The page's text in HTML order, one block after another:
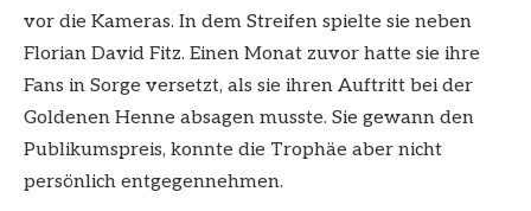
vor die Kameras. In dem Streifen spielte sie neben
Florian David Fitz. Einen Monat zuvor hatte sie ihre
Fans in Sorge versetzt, als sie ihren Auftritt bei der
Goldenen Henne absagen musste. Sie gewann den
Publikumspreis, konnte die Trophäe aber nicht
persönlich entgegennehmen.